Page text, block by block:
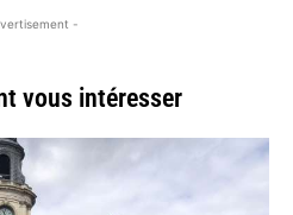
-
vous intéresser